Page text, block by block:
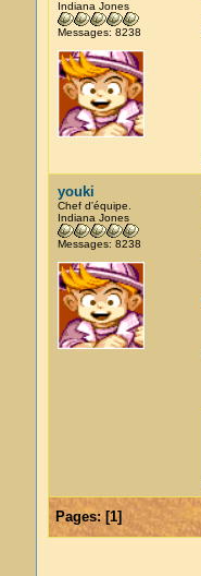
Indiana Jones
Messages: 8238
youki
Chef d'équipe.
Indiana Jones
Messages: 8238
Pages:[1]